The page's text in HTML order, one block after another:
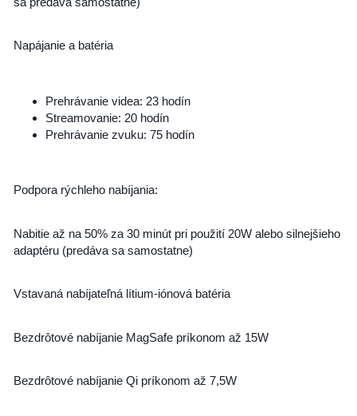
Napájanie a batéria
Prehrávanie videa: 23 hodín
Streamovanie: 20 hodín
Prehrávanie zvuku: 75 hodín
Podpora rýchleho nabíjania:
Nabitie až na 50% za 30 minút pri použití 20W alebo silnejšieho
adaptéru (predáva sa samostatne)
Vstavaná nabíjateľná lítium-iónová batéria
Bezdrôtové nabíjanie MagSafe príkonom až 15W
Bezdrôtové nabíjanie Qi príkonom až 7,5W